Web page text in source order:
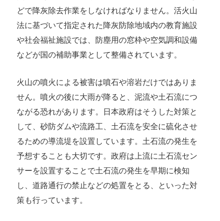
どで降灰除去作業をしなければなりません。活火山
法に基づいて指定された降灰防除地域内の教育施設
や社会福祉施設では、防塵用の窓枠や空気調和設備
などが国の補助事業として整備されています。
火山の噴火による被害は噴石や溶岩だけではありま
せん。噴火の後に大雨が降ると、泥流や土石流につ
ながる恐れがあります。日本政府はそうした対策と
して、砂防ダムや流路工、土石流を安全に硫化させ
るための導流堤を設置しています。土石流の発生を
予想することも大切です。政府は上流に土石流セン
サーを設置することで土石流の発生を早期に検知
し、道路通行の禁止などの処置をとる、といった対
策も行っています。